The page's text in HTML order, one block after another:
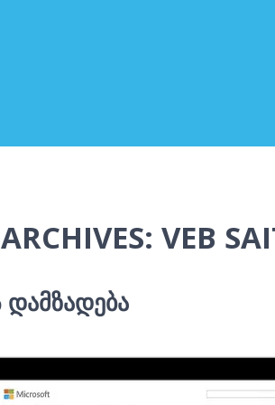
VEB
ᲓᲐᲛᲖᲐᲓᲔᲑᲐ